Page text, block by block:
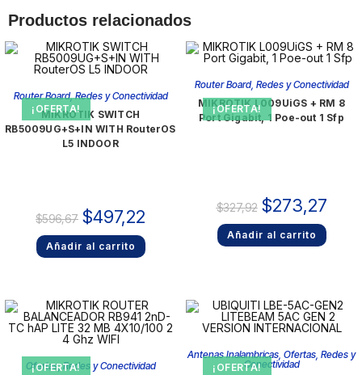
Productos relacionados
¡OFERTA!
Router Board,Redes y Conectividad
MIKROTIK SWITCH
RB5009UG+S+IN WITH RouterOS
L5 INDOOR
$596,67 $497,22
Añadir al carrito
¡OFERTA!
Router Board, Redes y Conectividad
MIKROTIK L009UiGS + RM 8
Port Gigabit, 1 Poe-out 1 Sfp
$327,92 $273,27
Añadir al carrito
¡OFERTA!
Ofertas,Redes y Conectividad
¡OFERTA!
Antenas Inalambricas, Ofertas, Redes y
Conectividad